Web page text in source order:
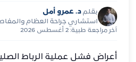
بقلم د. عمرو أمل
استشاري جراحة العظام
آخر مراجعة طبية: 2 أغسطس 2026
أعراض فشل عملية الرباط